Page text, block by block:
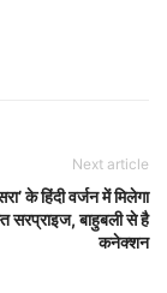
Next article
के हिंदी वर्जन में मिलेगा
सरप्राइज, बाहुबली से है
कनेक्शन